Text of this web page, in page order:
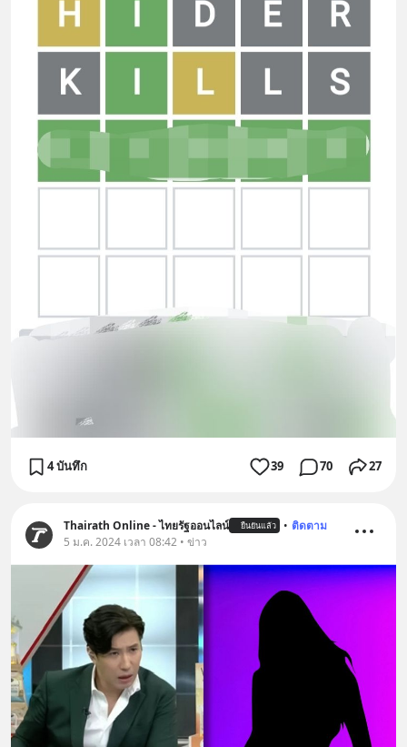
4 บันทึก 39 70 27
Thairath Online - ไทยรัฐออนไลน์ ยืนยันแล้ว • ติดตาม
5 ม.ค. 2024 เวลา 08:42 • ข่าว